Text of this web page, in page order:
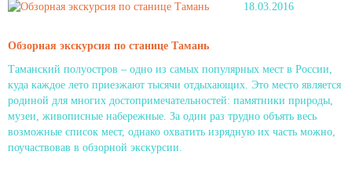
18.03.2016
Обзорная экскурсия по станице Тамань
Таманский полуостров – одно из самых популярных мест в России,
куда каждое лето приезжают тысячи отдыхающих. Это место является
родиной для многих достопримечательностей: памятники природы,
музеи, живописные набережные. За один раз трудно объять весь
возможные список мест, однако охватить изрядную их часть можно,
поучаствовав в обзорной экскурсии.